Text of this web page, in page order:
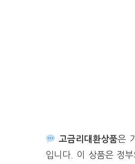
고금리대환상품은
입니다. 이 상품은 정